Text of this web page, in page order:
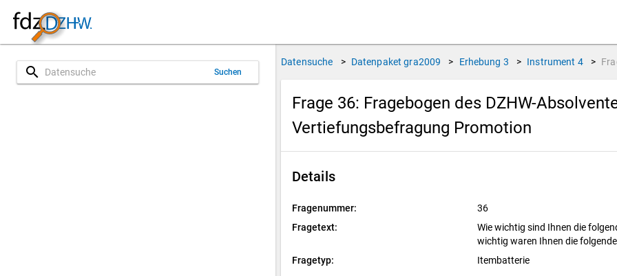
search Suchen
Datensuche > Datenpaket gra2009 > Erhebung 3 > Instrument 4 >
Frage 36: Fragebogen des DZHW-
Vertiefungsbefragung Promotion
Details
Fragenummer:
36
Fragetext:
Wie wichtig sind Ihnen die
wichtig waren Ihnen die
Fragetyp:
Itembatterie